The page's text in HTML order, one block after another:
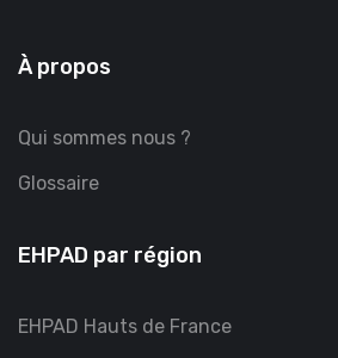
À propos
Qui sommes nous ?
Glossaire
EHPAD par région
EHPAD Hauts de France